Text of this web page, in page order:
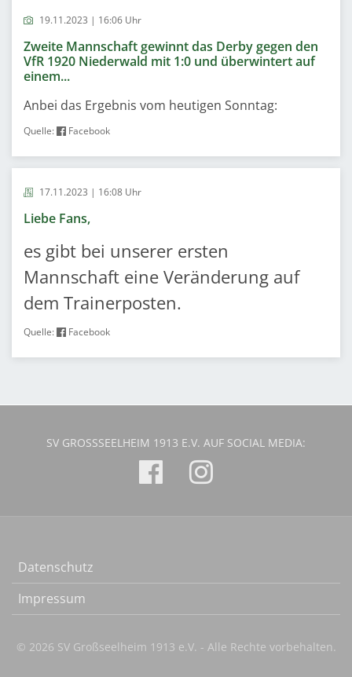
19.11.2023 | 16:06 Uhr
Zweite Mannschaft gewinnt das Derby gegen den
VfR 1920 Niederwald mit 1:0 und überwintert auf
einem...
Anbei das Ergebnis vom heutigen Sonntag:
Quelle: Facebook
17.11.2023 | 16:08 Uhr
Liebe Fans,
es gibt bei unserer ersten
Mannschaft eine Veränderung auf
dem Trainerposten.
Quelle: Facebook
SV GROSSSEELHEIM 1913 E.V. AUF SOCIAL MEDIA:
Datenschutz
Impressum
© 2026 SV Großseelheim 1913 e.V. - Alle Rechte vorbehalten.